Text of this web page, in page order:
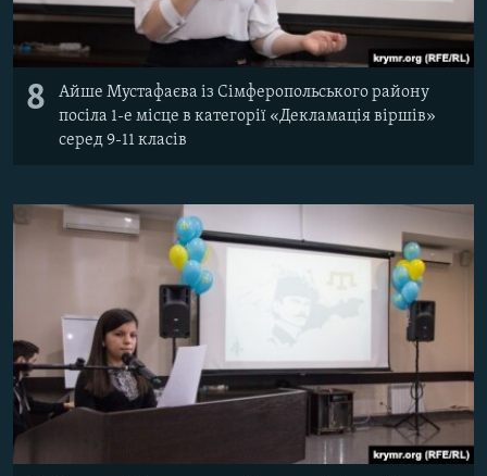
8
Айше Мустафаєва із Сімферопольського району
посіла 1-е місце в категорії «Декламація віршів»
серед 9-11 класів